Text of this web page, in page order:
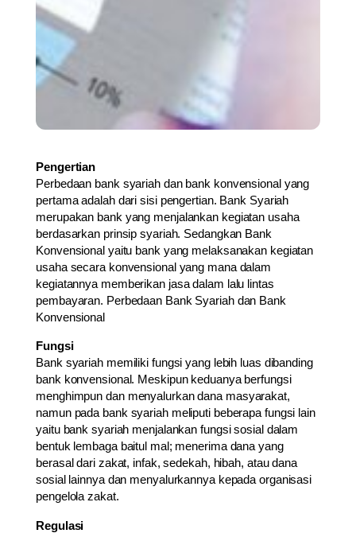
Pengertian
Perbedaan bank syariah dan bank konvensional yang
pertama adalah dari sisi pengertian. Bank Syariah
merupakan bank yang menjalankan kegiatan usaha
berdasarkan prinsip syariah. Sedangkan Bank
Konvensional yaitu bank yang melaksanakan kegiatan
usaha secara konvensional yang mana dalam
kegiatannya memberikan jasa dalam lalu lintas
pembayaran. Perbedaan Bank Syariah dan Bank
Konvensional
Fungsi
Bank syariah memiliki fungsi yang lebih luas dibanding
bank konvensional. Meskipun keduanya berfungsi
menghimpun dan menyalurkan dana masyarakat,
namun pada bank syariah meliputi beberapa fungsi lain
yaitu bank syariah menjalankan fungsi sosial dalam
bentuk lembaga baitul mal; menerima dana yang
berasal dari zakat, infak, sedekah, hibah, atau dana
sosial lainnya dan menyalurkannya kepada organisasi
pengelola zakat.
Regulasi